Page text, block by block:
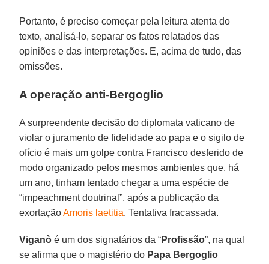
Portanto, é preciso começar pela leitura atenta do
texto, analisá-lo, separar os fatos relatados das
opiniões e das interpretações. E, acima de tudo, das
omissões.
A operação anti-Bergoglio
A surpreendente decisão do diplomata vaticano de
violar o juramento de fidelidade ao papa e o sigilo de
ofício é mais um golpe contra Francisco desferido de
modo organizado pelos mesmos ambientes que, há
um ano, tinham tentado chegar a uma espécie de
“impeachment doutrinal”, após a publicação da
exortaçãoAmoris laetitia. Tentativa fracassada.
Viganò é um dos signatários da “Profissão”, na qual
se afirma que o magistério do Papa Bergoglio